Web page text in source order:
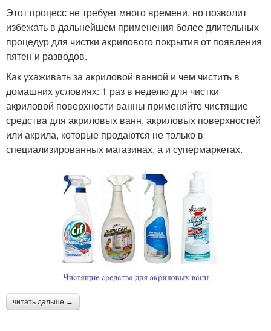
Этот процесс не требует много времени, но позволит
избежать в дальнейшем применения более длительных
процедур для чистки акрилового покрытия от появления
пятен и разводов.
Как ухаживать за акриловой ванной и чем чистить в
домашних условиях: 1 раз в неделю для чистки
акриловой поверхности ванны применяйте чистящие
средства для акриловых ванн, акриловых поверхностей
или акрила, которые продаются не только в
специализированных магазинах, а и супермаркетах.
читать дальше →